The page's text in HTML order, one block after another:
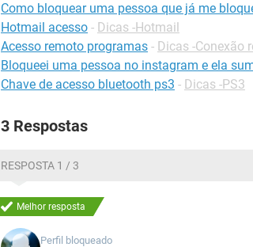
Como bloquear uma pessoa que já me
Hotmail acesso - Dicas -Hotmail
Acesso remoto programas - Dicas -Conexão
Bloqueei uma pessoa no instagram e ela
Chave de acesso bluetooth ps3 - Dicas -PS3
3 Respostas
RESPOSTA 1 / 3
Melhor resposta
Perfil bloqueado